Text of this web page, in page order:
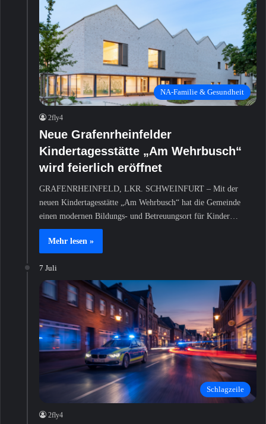
NA-Familie & Gesundheit
2fly4
Neue Grafenrheinfelder
Kindertagesstätte „Am Wehrbusch“
wird feierlich eröffnet
GRAFENRHEINFELD, LKR. SCHWEINFURT – Mit der
neuen Kindertagesstätte „Am Wehrbusch“ hat die Gemeinde
einen modernen Bildungs- und Betreuungsort für Kinder…
Mehr lesen »
7 Juli
Schlagzeile
2fly4